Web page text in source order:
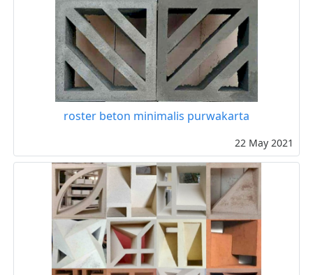
roster beton minimalis purwakarta
22 May 2021